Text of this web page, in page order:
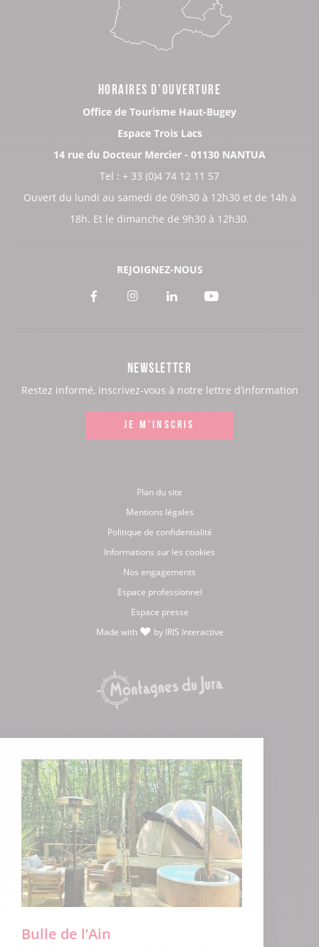
Bulle de l’Ain
HORAIRES D’OUVERTURE
Office de Tourisme Haut-Bugey
Espace Trois Lacs
14 rue du Docteur Mercier - 01130 NANTUA
Tel : + 33 (0)4 74 12 11 57
Ouvert du lundi au samedi de 09h30 à 12h30 et de 14h à
18h. Et le dimanche de 9h30 à 12h30.
REJOIGNEZ-NOUS
Voir
Facebook
Voir
Instagram
Voir
LinkedIn
Voir
Youtube
NEWSLETTER
Restez informé, inscrivez-vous à notre lettre d’information
JE M'INSCRIS
Plan du site
Mentions légales
Politique de confidentialité
Informations sur les cookies
Nos engagements
Espace professionnel
Espace presse
Made with
by IRIS Interactive